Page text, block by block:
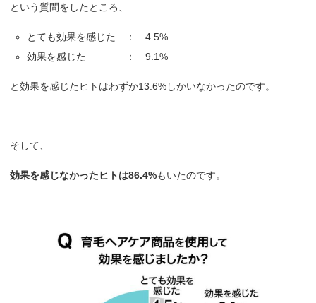
という質問をしたところ、
とても効果を感じた ： 4.5%
効果を感じた ： 9.1%
と効果を感じたヒトはわずか13.6%しかいなかったのです。
そして、
効果を感じなかったヒトは86.4%もいたのです。